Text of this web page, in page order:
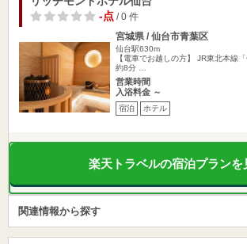
-点/ 0 件
宮城県 / 仙台市青葉区
仙台駅630m
【電車でお越しの方】 JR東北本線
約8分 …
営業時間
入浴料金 ～
宿泊 ホテル
楽天トラベルの宿泊プランを
関連情報から探す